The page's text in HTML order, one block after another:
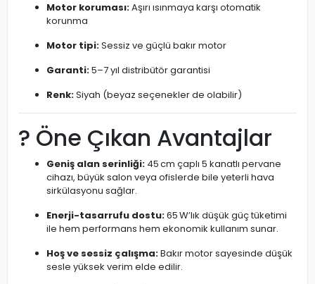
Motor koruması:Aşırı ısınmaya karşı otomatik
korunma
Motor tipi:Sessiz ve güçlü bakır motor
Garanti:5–7 yıl distribütör garantisi
Renk:Siyah (beyaz seçenekler de olabilir)
? Öne Çıkan Avantajlar
Geniş alan serinliği: 45 cm çaplı 5 kanatlı pervane
cihazı, büyük salon veya ofislerde bile yeterli hava
sirkülasyonu sağlar.
Enerji-tasarrufu dostu:65 W’lık düşük güç tüketimi
ile hem performans hem ekonomik kullanım sunar.
Hoş ve sessiz çalışma:Bakır motor sayesinde düşük
sesle yüksek verim elde edilir.